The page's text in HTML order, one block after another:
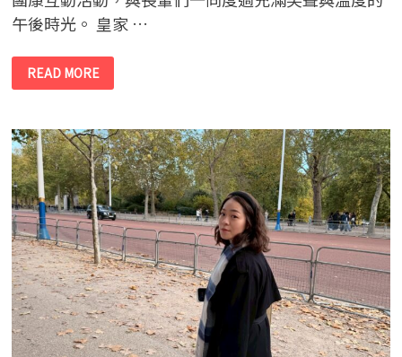
午後時光。 皇家 …
麗
富
康
商
公
益
活
動-
羊
羊
團
隊
走
入
長
照
機
構
以
團
康
READ MORE